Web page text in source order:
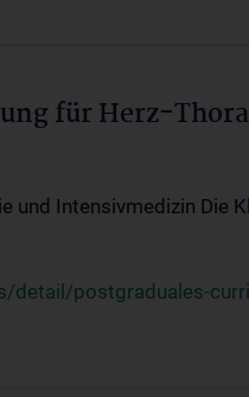
für Herz-
und Intensivmedizin Die
postgraduales-